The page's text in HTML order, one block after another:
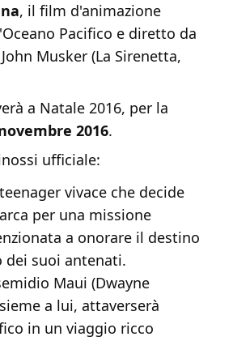
, il film d'animazione
Pacifico e diretto da
Musker (La Sirenetta,
a Natale 2016, per la
2016.
ufficiale:
vivace che decide
per una missione
a onorare il destino
dei suoi antenati.
Maui (Dwayne
a lui, attaverserà
in un viaggio ricco